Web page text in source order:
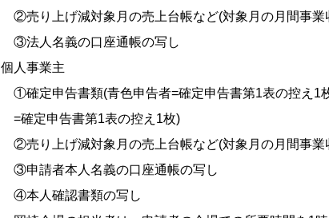
②売り上げ減対象月の売上台帳など(対象月の月間事業
③法人名義の口座通帳の写し
個人事業主
①確定申告書類(青色申告者=確定申告書第1表の控え1
=確定申告書第1表の控え1枚)
②売り上げ減対象月の売上台帳など(対象月の月間事業
③申請者本人名義の口座通帳の写し
④本人確認書類の写し